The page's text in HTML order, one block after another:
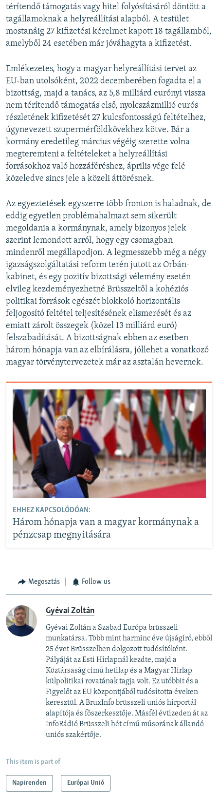
térítendő támogatás vagy hitel folyósításáról döntött a
tagállamoknak a helyreállítási alapból. A testület
mostanáig 27 kifizetési kérelmet kapott 18 tagállamból,
amelyből 24 esetében már jóváhagyta a kifizetést.
Emlékezetes, hogy a magyar helyreállítási tervet az
EU-ban utolsóként, 2022 decemberében fogadta el a
bizottság, majd a tanács, az 5,8 milliárd eurónyi vissza
nem térítendő támogatás első, nyolcszázmillió eurós
részletének kifizetését 27 kulcsfontosságú feltételhez,
úgynevezett szupermérföldkövekhez kötve. Bár a
kormány eredetileg március végéig szerette volna
megteremteni a feltételeket a helyreállítási
forrásokhoz való hozzáféréshez, április vége felé
közeledve sincs jele a közeli áttörésnek.
Az egyeztetések egyszerre több fronton is haladnak, de
eddig egyetlen problémahalmazt sem sikerült
megoldania a kormánynak, amely bizonyos jelek
szerint lemondott arról, hogy egy csomagban
mindenről megállapodjon. A legmesszebb még a négy
igazságszolgáltatási reform terén jutott az Orbán-
kabinet, és egy pozitív bizottsági vélemény esetén
elvileg kezdeményezhetné Brüsszeltől a kohéziós
politikai források egészét blokkoló horizontális
feljogosító feltétel teljesítésének elismerését és az
emiatt zárolt összegek (közel 13 milliárd euró)
felszabadítását. A bizottságnak ebben az esetben
három hónapja van az elbírálásra, jóllehet a vonatkozó
magyar törvénytervezetek már az asztalán hevernek.
EHHEZ KAPCSOLÓDÓAN:
Három hónapja van a magyar kormánynak a
pénzcsap megnyitására
Megosztás Follow us
Gyévai Zoltán
Gyévai Zoltán a Szabad Európa brüsszeli
munkatársa. Több mint harminc éve újságíró, ebből
25 évet Brüsszelben dolgozott tudósítóként.
Pályáját az Esti Hírlapnál kezdte, majd a
Köztársaság című hetilap és a Magyar Hírlap
külpolitikai rovatának tagja volt. Ez utóbbit és a
Figyelőt az EU központjából tudósította éveken
keresztül. A BruxInfo brüsszeli uniós hírportál
alapítója és főszerkesztője. Másfél évtizeden át az
InfoRádió Brüsszeli hét című műsorának állandó
uniós szakértője.
This item is part of
Napirenden Európai Unió